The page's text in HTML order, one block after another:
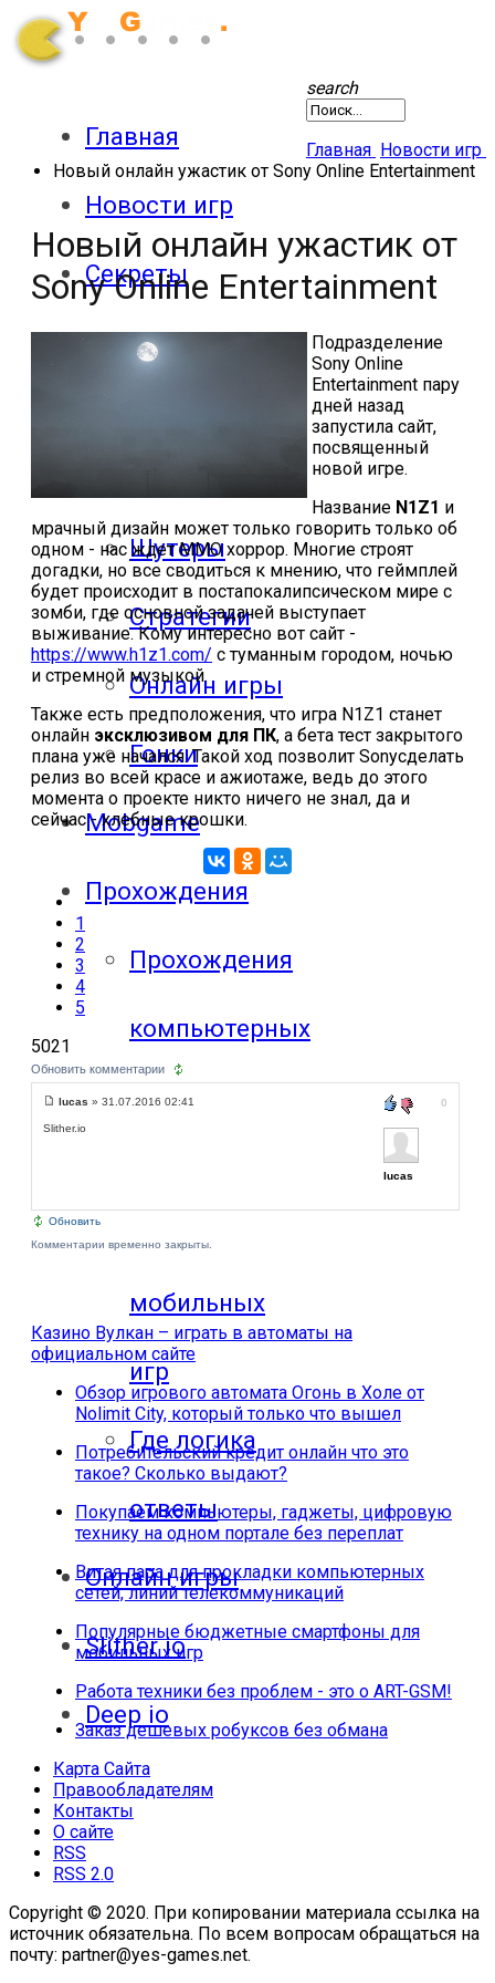
Главная
Новости игр
Секреты
Патчи
Шутеры
Стратегии
Онлайн игры
Гонки
Mobgame
Прохождения
Прохождения
компьютерных
игр
мобильных
игр
Где логика
ответы
Онлайн игры
Slither io
Deep io
search
Главная Новости игр
Новый онлайн ужастик от Sony Online Entertainment
Новый онлайн ужастик от
Sony Online Entertainment
Подразделение
Sony Online
Entertainment пару
дней назад
запустила сайт,
посвященный
новой игре.
Название N1Z1 и
мрачный дизайн может только говорить только об
одном - нас ждет ММО хоррор. Многие строят
догадки, но все сводиться к мнению, что геймплей
будет происходит в постапокалипсическом мире с
зомби, где основной задачей выступает
выживание. Кому интересно вот сайт -
https://www.h1z1.com/ с туманным городом, ночью
и стремной музыкой.
Также есть предположения, что игра N1Z1 станет
онлайн эксклюзивом для ПК, а бета тест закрытого
плана уже начался. Такой ход позволит Sonyсделать
релиз во всей красе и ажиотаже, ведь до этого
момента о проекте никто ничего не знал, да и
сейчас - хлебные крошки.
1
2
3
4
5
5021
Обновить комментарии
lucas » 31.07.2016 02:41
Slither.io
0
lucas
Обновить
Комментарии временно закрыты.
Казино Вулкан – играть в автоматы на
официальном сайте
Обзор игрового автомата Огонь в Холе от
Nolimit City, который только что вышел
Потребительский кредит онлайн что это
такое? Сколько выдают?
Покупаем компьютеры, гаджеты, цифровую
технику на одном портале без переплат
Витая пара для прокладки компьютерных
сетей, линий телекоммуникаций
Популярные бюджетные смартфоны для
мобильных игр
Работа техники без проблем - это о ART-GSM!
Заказ дешевых робуксов без обмана
Карта Сайта
Правообладателям
Контакты
О сайте
RSS
RSS 2.0
Copyright © 2020. При копировании материала ссылка на
источник обязательна. По всем вопросам обращаться на
почту: partner@yes-games.net.